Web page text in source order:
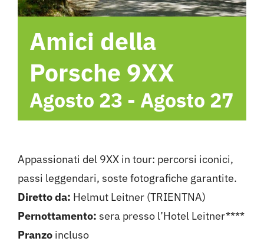
Contattami
Amici della
Porsche 9XX
Agosto 23 - Agosto 27
Appassionati del 9XX in tour: percorsi iconici,
passi leggendari, soste fotografiche garantite.
Diretto da: Helmut Leitner (TRIENTNA)
Pernottamento: sera presso l’Hotel Leitner****
Pranzo incluso